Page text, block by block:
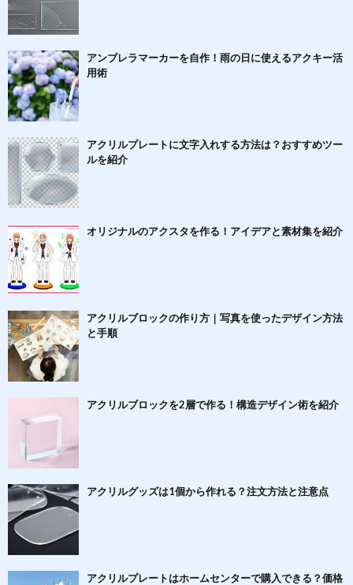
アンブレラマーカーを自作！雨の日に使えるアクキー活
用術
アクリルプレートに文字入れする方法は？おすすめツー
ルを紹介
オリジナルのアクスタを作る！アイデアと素材集を紹介
アクリルブロックの作り方｜写真を使ったデザイン方法
と手順
アクリルブロックを2層で作る！構造デザイン術を紹介
アクリルグッズは1個から作れる？注文方法と注意点
アクリルプレートはホームセンターで購入できる？価格